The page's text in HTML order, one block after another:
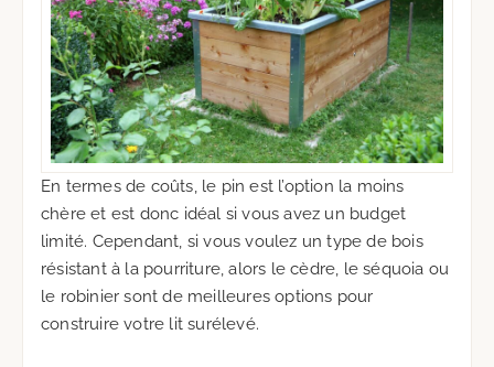
En termes de coûts, le pin est l’option la moins
chère et est donc idéal si vous avez un budget
limité. Cependant, si vous voulez un type de bois
résistant à la pourriture, alors le cèdre, le séquoia ou
le robinier sont de meilleures options pour
construire votre lit surélevé.